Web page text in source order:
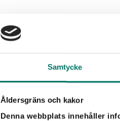
Samtycke
Åldersgräns och kakor
Denna webbplats innehåller